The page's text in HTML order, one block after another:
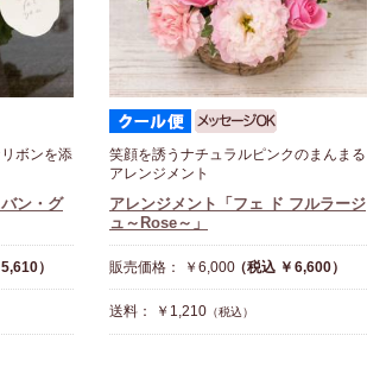
ボンを添
ン・グ
）
笑顔を誘うナチュラルピンクのまんまる
アレンジメント
アレンジメント「フェ ド フルラージ
ュ～Rose～」
販売価格： ￥6,000（税込 ￥6,600）
送料： ￥1,210 （税込）